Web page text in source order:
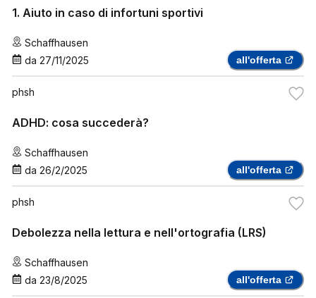
1. Aiuto in caso di infortuni sportivi
Schaffhausen
da 27/11/2025 all'offerta
phsh
ADHD: cosa succederà?
Schaffhausen
da 26/2/2025 all'offerta
phsh
Debolezza nella lettura e nell'ortografia (LRS)
Schaffhausen
da 23/8/2025 all'offerta